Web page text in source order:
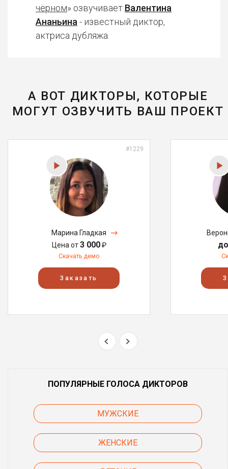
чёрном» озвучивает Валентина
Ананьина - известный диктор,
актриса дубляжа.
А ВОТ ДИКТОРЫ, КОТОРЫЕ
МОГУТ ОЗВУЧИТЬ ВАШ ПРОЕКТ
#1229
Марина Гладкая
Цена от3 000₽
Скачать демо
Заказать
ПОПУЛЯРНЫЕ ГОЛОСА ДИКТОРОВ
МУЖСКИЕ
ЖЕНСКИЕ